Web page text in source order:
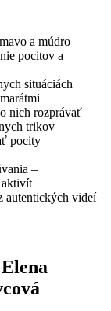
a múdro
pocitov a
situáciách
nich rozprávať
trikov
pocity
–
aktivít
autentických videí